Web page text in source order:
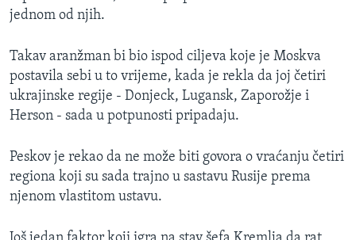
jednom od njih.
Takav aranžman bi bio ispod ciljeva koje je Moskva
postavila sebi u to vrijeme, kada je rekla da joj četiri
ukrajinske regije - Donjeck, Lugansk, Zaporožje i
Herson - sada u potpunosti pripadaju.
Peskov je rekao da ne može biti govora o vraćanju četiri
regiona koji su sada trajno u sastavu Rusije prema
njenom vlastitom ustavu.